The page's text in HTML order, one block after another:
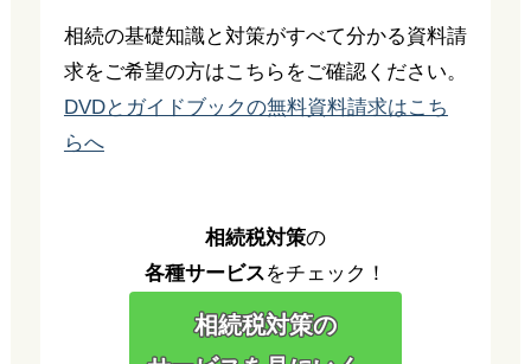
相続の基礎知識と対策がすべて分かる資料請
求をご希望の方はこちらをご確認ください。
DVDとガイドブックの無料資料請求はこち
らへ
相続税対策の
各種サービスをチェック！
相続税対策の